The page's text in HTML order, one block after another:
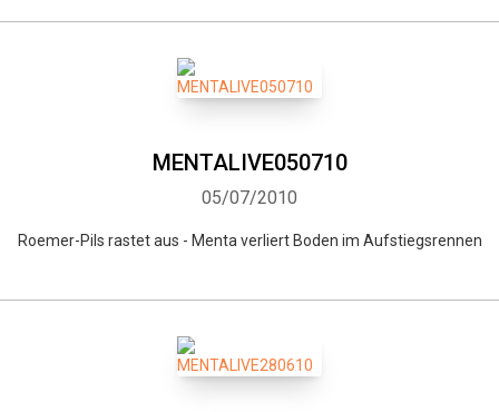
MENTALIVE050710
05/07/2010
Roemer-Pils rastet aus - Menta verliert Boden im Aufstiegsrennen